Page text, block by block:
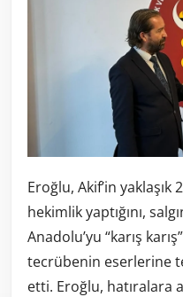
Eroğlu, Akif’in
hekimlik yaptığını,
Anadolu’yu “karış
tecrübenin eserlerine
etti. Eroğlu, hatıralara